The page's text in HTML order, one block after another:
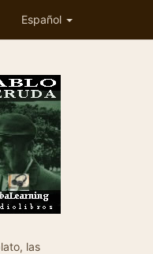
Español
las